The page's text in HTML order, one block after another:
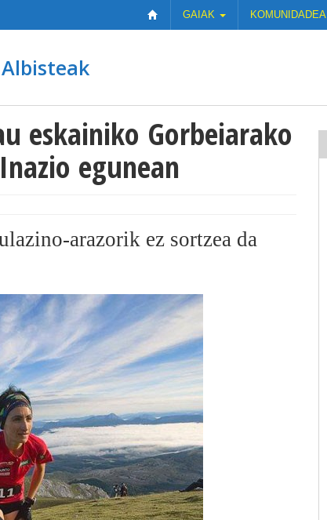
GAIAK KOMUNIDADEA
Albisteak
eskainiko Gorbeiarako
egunean
arazorik ez sortzea da